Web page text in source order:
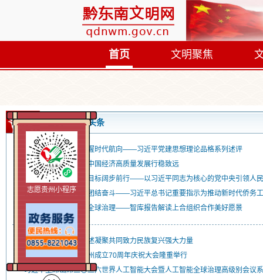
首页 文明聚焦
首页 头条
以高度的历史主动把握时代航向——习近平党建思想理论品格系列述评
习近平经济思想指引中国经济高质量发展行稳致远
向着建军一百年奋斗目标阔步前行——以习近平同志为核心的党中央引领人
促进海内外中华儿女团结奋斗——习近平总书记重要指示为推动新时代侨务
坚持公平正义 完善全球治理——智库报告解读上合组织合作美好愿景
习近平总书记重要论述凝聚共同致力民族复兴强大力量
黔东南苗族侗族自治州成立70周年庆祝大会隆重举行
习近平主席出席二〇二六世界人工智能大会暨人工智能全球治理高级别会议
志愿贵州小程序